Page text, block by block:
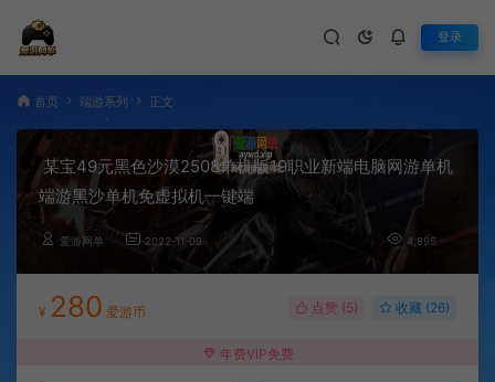
登录
首页 端游系列 正文
某宝49元黑色沙漠2508单机版19职业新端电脑网游单机
端游黑沙单机免虚拟机一键端
爱游网单 2022-11-09 4,895
¥ 280 爱游币 点赞 (5) 收藏 (26)
年费VIP免费